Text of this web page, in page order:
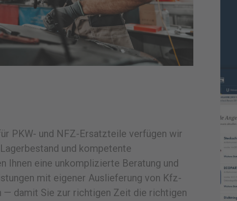
PKW- und NFZ-Ersatzteile verfügen wir
und kompetente
Ihnen eine unkomplizierte Beratung und
mit eigener Auslieferung von Kfz-
— damit Sie zur richtigen Zeit die richtigen